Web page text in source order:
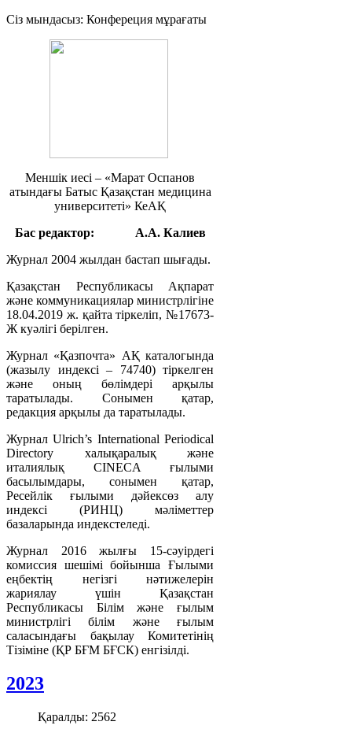
Сіз мындасыз: Конфереция мұрағаты
Меншік иесі – «Марат Оспанов
атындағы Батыс Қазақстан медицина
университеті» КеАҚ
Бас редактор: А.А. Калиев
Журнал 2004 жылдан бастап шығады.
Қазақстан Республикасы Ақпарат
және коммуникациялар министрлігіне
18.04.2019 ж. қайта тіркеліп, №17673-
Ж куәлігі берілген.
Журнал «Қазпочта» АҚ каталогында
(жазылу индексі – 74740) тіркелген
және оның бөлімдері арқылы
таратылады. Сонымен қатар,
редакция арқылы да таратылады.
Журнал Ulrich’s International Periodical
Directory халықаралық және
италиялық CINECA ғылыми
басылымдары, сонымен қатар,
Ресейлік ғылыми дәйексөз алу
индексі (РИНЦ) мәліметтер
базаларында индекстеледі.
Журнал 2016 жылғы 15-сәуірдегі
комиссия шешімі бойынша Ғылыми
еңбектің негізгі нәтижелерін
жариялау үшін Қазақстан
Республикасы Білім және ғылым
министрлігі білім және ғылым
саласындағы бақылау Комитетінің
Тізіміне (ҚР БҒМ БҒСК) енгізілді.
2023
Қаралды: 2562